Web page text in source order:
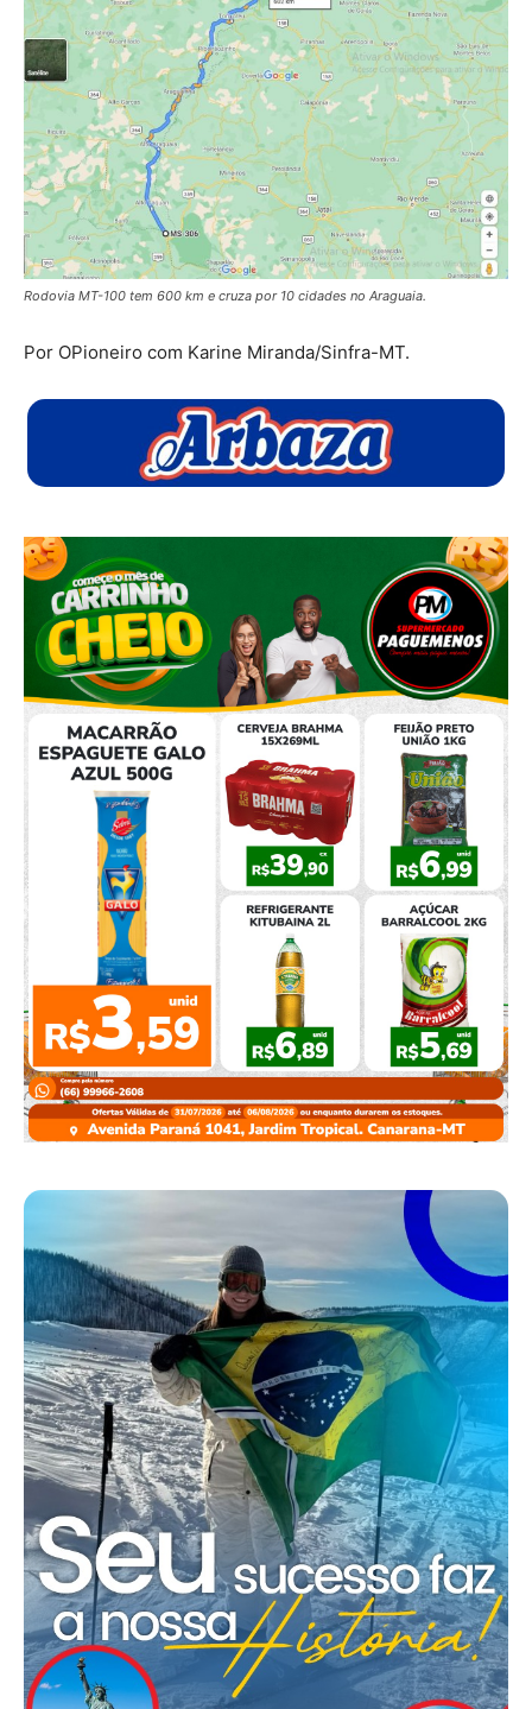
Rodovia MT-100 tem 600 km e cruza por 10 cidades no Araguaia.
Por OPioneiro com Karine Miranda/Sinfra-MT.